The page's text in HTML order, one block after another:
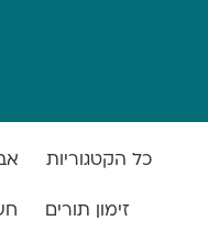
כל הקטגוריות
זימון תורים